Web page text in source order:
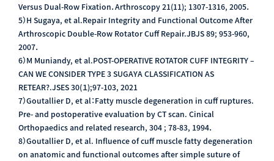
Versus Dual-Row Fixation．Arthroscopy 21(11); 1307-1316, 2005．
5）H Sugaya, et al.Repair Integrity and Functional Outcome After
Arthroscopic Double-Row Rotator Cuff Repair.JBJS 89; 953-960,
2007．
6）M Muniandy, et al.POST-OPERATIVE ROTATOR CUFF INTEGRITY –
CAN WE CONSIDER TYPE 3 SUGAYA CLASSIFICATION AS
RETEAR?.JSES 30(１);97-103, 2021
7）Goutallier D, et al：Fatty muscle degeneration in cuff ruptures.
Pre- and postoperative evaluation by CT scan. Cinical
Orthopaedics and related research, 304 ; 78-83, 1994．
8）Goutallier D, et al. Influence of cuff muscle fatty degeneration
on anatomic and functional outcomes after simple suture of